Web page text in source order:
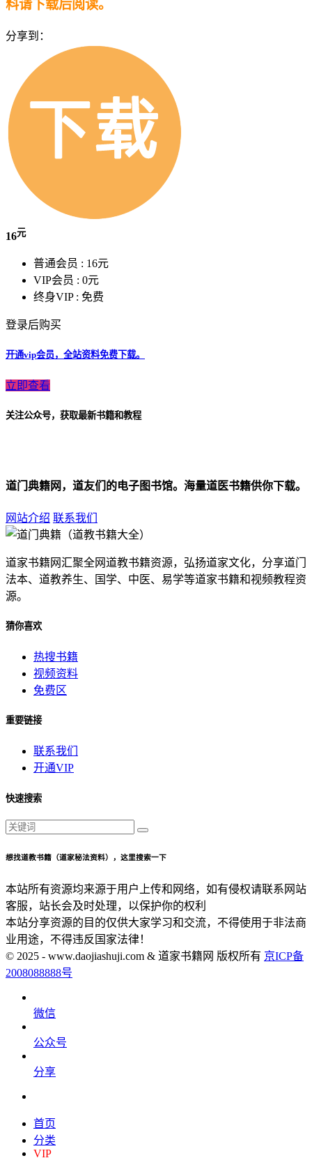
料请下载后阅读。
分享到：
16元
普通会员 : 16元
VIP会员 : 0元
终身VIP : 免费
登录后购买
开通vip会员，全站资料免费下载。
立即查看
关注公众号，获取最新书籍和教程
道门典籍网，道友们的电子图书馆。海量道医书籍供你下载。
网站介绍 联系我们
道家书籍网汇聚全网道教书籍资源，弘扬道家文化，分享道门
法本、道教养生、国学、中医、易学等道家书籍和视频教程资
源。
猜你喜欢
热搜书籍
视频资料
免费区
重要链接
联系我们
开通VIP
快速搜索
想找道教书籍（道家秘法资料），这里搜索一下
本站所有资源均来源于用户上传和网络，如有侵权请联系网站
客服，站长会及时处理，以保护你的权利
本站分享资源的目的仅供大家学习和交流，不得使用于非法商
业用途，不得违反国家法律！
© 2025 - www.daojiashuji.com & 道家书籍网 版权所有 京ICP备
2008088888号
微信
公众号
分享
首页
分类
VIP